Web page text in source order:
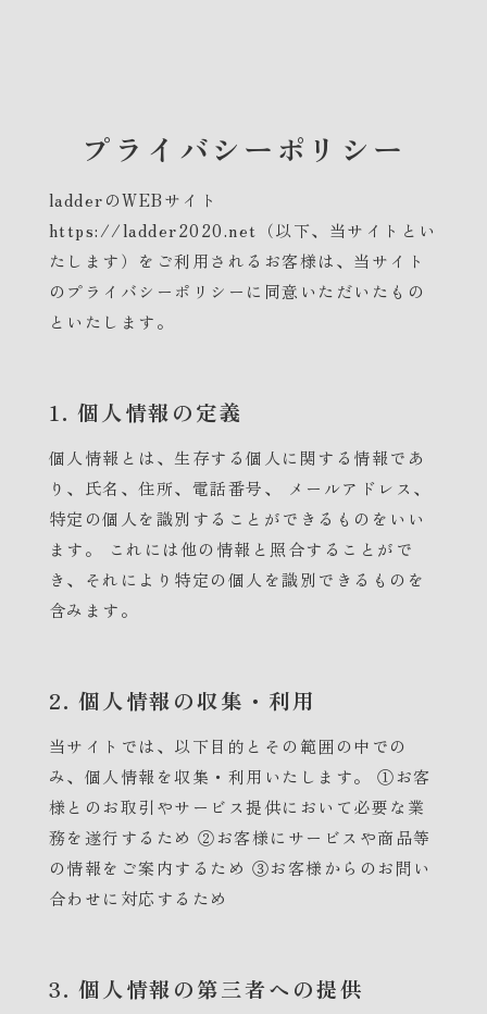
プライバシーポリシー
ladderのWEBサイト
https://ladder2020.net（以下、当サイトとい
たします）をご利用されるお客様は、当サイト
のプライバシーポリシーに同意いただいたもの
といたします。
1. 個人情報の定義
個人情報とは、生存する個人に関する情報であ
り、氏名、住所、電話番号、 メールアドレス、
特定の個人を識別することができるものをいい
ます。 これには他の情報と照合することがで
き、それにより特定の個人を識別できるものを
含みます。
2. 個人情報の収集・利用
当サイトでは、以下目的とその範囲の中での
み、個人情報を収集・利用いたします。 ①お客
様とのお取引やサービス提供において必要な業
務を遂行するため ②お客様にサービスや商品等
の情報をご案内するため ③お客様からのお問い
合わせに対応するため
3. 個人情報の第三者への提供